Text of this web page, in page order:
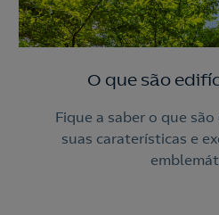
O que são
Fique a saber o que
suas caraterísticas e